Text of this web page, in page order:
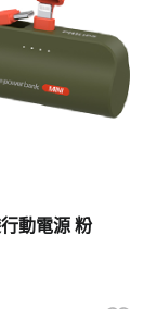
動電源 粉